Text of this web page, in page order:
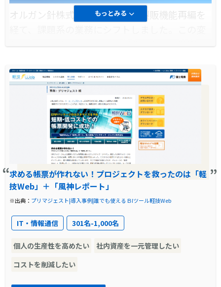
製品の導入により改善した業務
セスが大幅にスピードアップし、利用者は必要
なデータをタイムリーに取得できるようになり
ました。また、新規のアプリケーション開発に
おいても、従来は1人月かかる作業が「軽技
Web」を使用することで1～2人日で完了するな
ど、効率的な業務運営が可能となりました。こ
れにより、リコージャパンはデータ活用を加速
し、業務改善を実現しています。
もっとみる
オルガン針株式会社は、本社の製販機能再編を
化に伴い、オペレーション業務に多くの時間と
て明らかになりました。これを受けて、効率化
の必要性が高まり、「軽技Web」の導入が決定
されました。
導入前に企業が抱えていた課題
オルガン針株式会社は、データの活用に多くの
工数を割いており、特にオペレーション業務で
のデータ活用には手間と時間がかかっていまし
た。また、基幹システムに存在するデータを誰
でも容易に活用できる仕組みがなく、データの
加工にも専門的な知識とノウハウが必要でし
した。
求める帳票が作れない！プロジェクトを救ったのは「軽
技Web」＋「風神レポート」
※出典： プリマジェスト|導入事例|誰でも使えるＢIツール軽技Web
IT・情報通信 301名-1,000名
個人の生産性を高めたい
社内資産を一元管理したい
コストを削減したい